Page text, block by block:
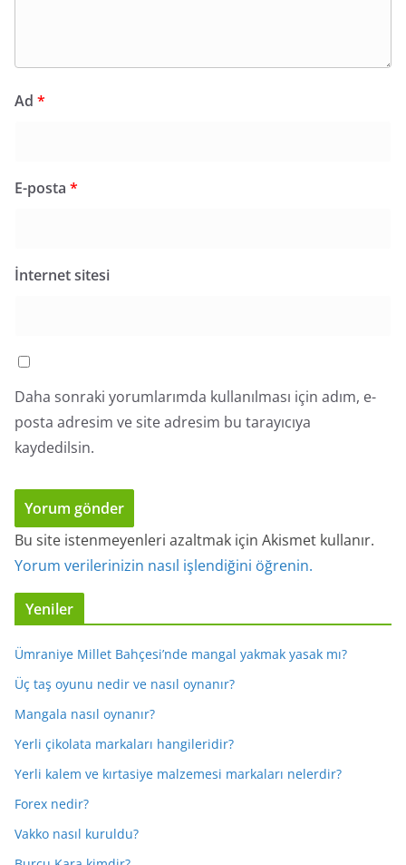
Ad *
E-posta *
İnternet sitesi
Daha sonraki yorumlarımda kullanılması için adım, e-
posta adresim ve site adresim bu tarayıcıya
kaydedilsin.
Bu site istenmeyenleri azaltmak için Akismet kullanır.
Yorum verilerinizin nasıl işlendiğini öğrenin.
Yeniler
Ümraniye Millet Bahçesi’nde mangal yakmak yasak mı?
Üç taş oyunu nedir ve nasıl oynanır?
Mangala nasıl oynanır?
Yerli çikolata markaları hangileridir?
Yerli kalem ve kırtasiye malzemesi markaları nelerdir?
Forex nedir?
Vakko nasıl kuruldu?